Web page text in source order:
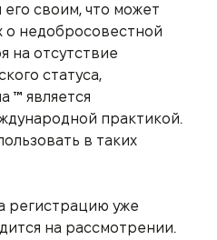
его своим, что может
о недобросовестной
на отсутствие
статуса,
™ является
практикой.
в таких
регистрацию уже
на рассмотрении.